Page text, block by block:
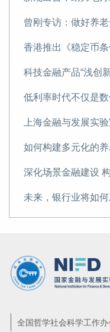
科技金融产品“浅创
如何构建多元化的
未来，银行业将如何
全国哲学社会科学工作